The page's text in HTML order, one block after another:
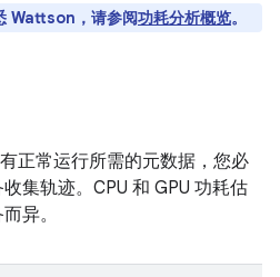
Wattson，请参阅功耗分析概览。
正常运行所需的元数据，您必
集轨迹。CPU 和 GPU 功耗估
异。